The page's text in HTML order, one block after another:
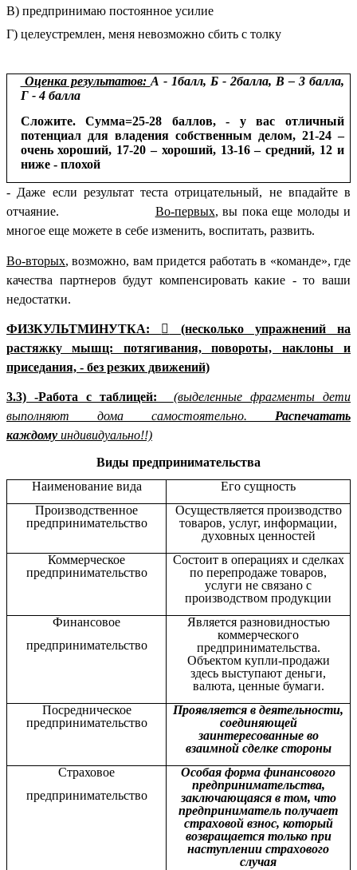
В) предпринимаю постоянное усилие
Г) целеустремлен, меня невозможно сбить с толку
Оценка результатов:А - 1балл, Б - 2балла, В – 3 балла,
Г - 4 балла
Сложите. Сумма=25-28 баллов, - у вас отличный
потенциал для владения собственным делом, 21-24 –
очень хороший, 17-20 – хороший, 13-16 – средний, 12 и
ниже - плохой
- Даже если результат теста отрицательный, не впадайте в
отчаяние. Во-первых, вы пока еще молоды и
многое еще можете в себе изменить, воспитать, развить.
Во-вторых, возможно, вам придется работать в «команде», где
качества партнеров будут компенсировать какие - то ваши
недостатки.
ФИЗКУЛЬТМИНУТКА: 
(несколько упражнений на
растяжку мышц: потягивания, повороты, наклоны и
приседания, - без резких движений)
3.3) -Работа с таблицей: (выделенные фрагменты дети
выполняют дома самостоятельно. Распечатать
каждому индивидуально!!)
Виды предпринимательства
Наименование вида
Его сущность
Производственное
предпринимательство
Осуществляется производство
товаров, услуг, информации,
духовных ценностей
Коммерческое
предпринимательство
Состоит в операциях и сделках
по перепродаже товаров,
услуги не связано с
производством продукции
Финансовое
предпринимательство
Является разновидностью
коммерческого
предпринимательства.
Объектом купли-продажи
здесь выступают деньги,
валюта, ценные бумаги.
Посредническое
предпринимательство
Проявляется в деятельности,
соединяющей
заинтересованные во
взаимной сделке стороны
Страховое
предпринимательство
Особая форма финансового
предпринимательства,
заключающаяся в том, что
предприниматель получает
страховой взнос, который
возвращается только при
наступлении страхового
случая